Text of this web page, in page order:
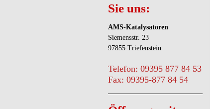
Sie uns:
AMS-Katalysatoren
Siemensstr. 23
97855 Triefenstein
Telefon: 09395 877 84 53
Fax: 09395-877 84 54